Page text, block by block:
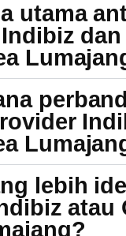
utama
dan
lebih
atau